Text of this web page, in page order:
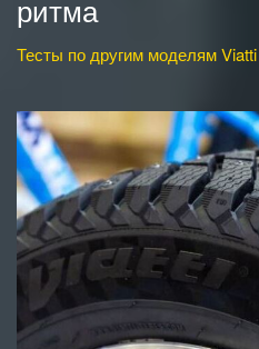
ритма
Тесты по другим моделям Viatti